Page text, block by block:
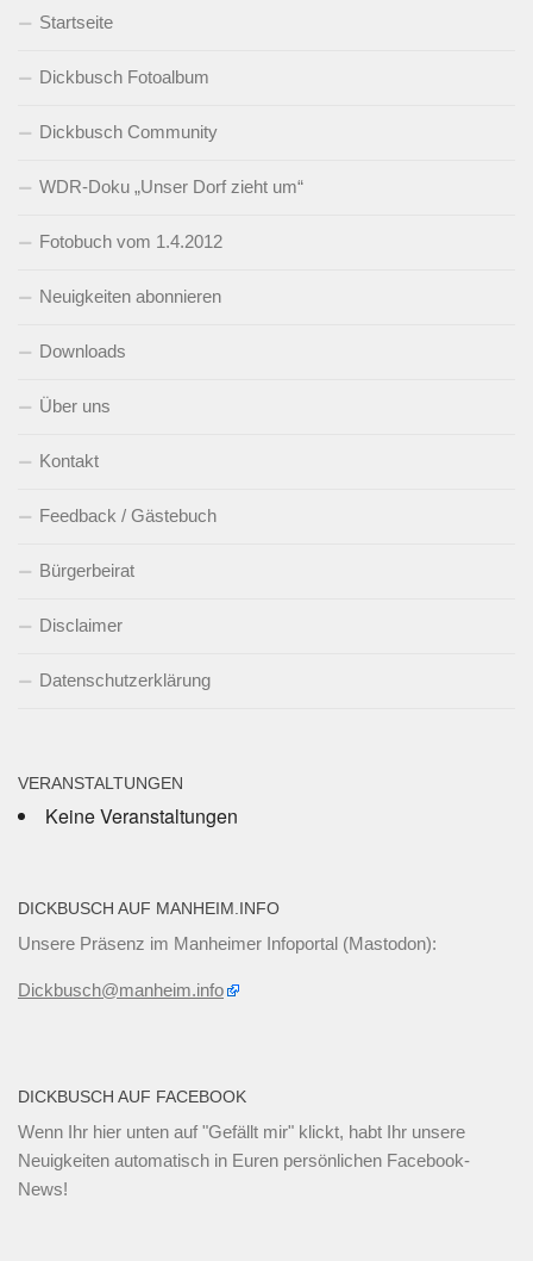
Startseite
Dickbusch Fotoalbum
Dickbusch Community
WDR-Doku „Unser Dorf zieht um“
Fotobuch vom 1.4.2012
Neuigkeiten abonnieren
Downloads
Über uns
Kontakt
Feedback / Gästebuch
Bürgerbeirat
Disclaimer
Datenschutzerklärung
VERANSTALTUNGEN
Keine Veranstaltungen
DICKBUSCH AUF MANHEIM.INFO
Unsere Präsenz im Manheimer Infoportal (Mastodon):
Dickbusch@manheim.info
DICKBUSCH AUF FACEBOOK
Wenn Ihr hier unten auf "Gefällt mir" klickt, habt Ihr unsere
Neuigkeiten automatisch in Euren persönlichen Facebook-
News!